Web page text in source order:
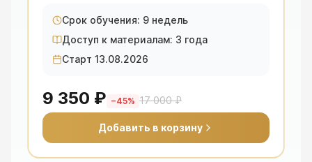
Срок обучения: 9 недель
Доступ к материалам: 3 года
Старт 13.08.2026
9 350 ₽ −45% 17 000 ₽
Добавить в корзину